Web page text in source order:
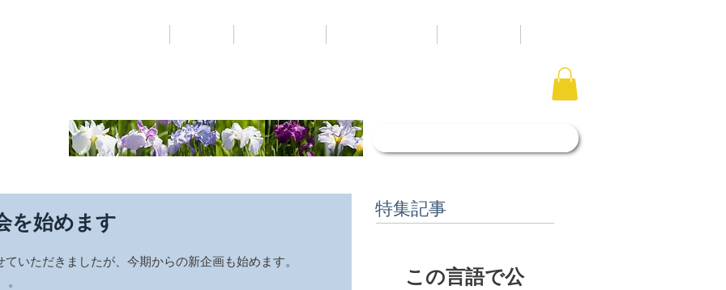
を始めます
いただきましたが、今期からの新企画も始めます。
。
特集記事
この言語で公